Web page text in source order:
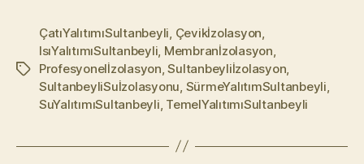
Etiketler
ÇatıYalıtımıSultanbeyli, Çevikİzolasyon,
IsıYalıtımıSultanbeyli, Membranİzolasyon,
Profesyonelİzolasyon,Sultanbeyliİzolasyon,
SultanbeyliSuİzolasyonu, SürmeYalıtımSultanbeyli,
SuYalıtımıSultanbeyli, TemelYalıtımıSultanbeyli